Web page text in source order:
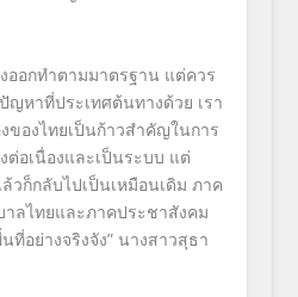
ออกทำตามมาตรฐาน แต่ควร
หาที่ประเทศต้นทางด้วย เรา
ของไทยเป็นก้าวสำคัญในการ
อเนื่องและเป็นระบบ แต่
วก็กลับไปเป็นเหมือนเดิม ภาค
าลไทยและภาคประชาสังคม
อย่างจริงจัง” นางสาวสุธา